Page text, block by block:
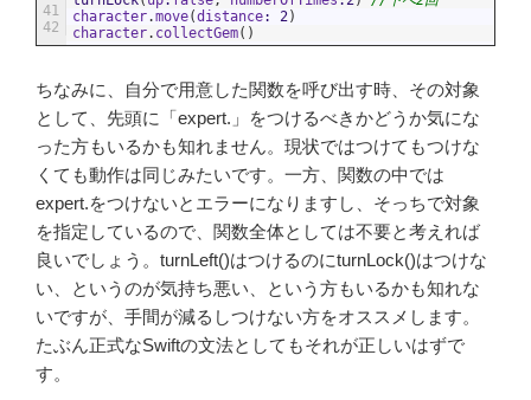
41
42
character.move(distance: 2)
character. collectGem( )
ちなみに、自分で用意した関数を呼び出す時、その対象
として、先頭に「expert.」をつけるべきかどうか気にな
った方もいるかも知れません。現状ではつけてもつけな
くても動作は同じみたいです。一方、関数の中では
expert.をつけないとエラーになりますし、そっちで対象
を指定しているので、関数全体としては不要と考えれば
良いでしょう。turnLeft()はつけるのにturnLock()はつけな
い、というのが気持ち悪い、という方もいるかも知れな
いですが、手間が減るしつけない方をオススメします。
たぶん正式なSwiftの文法としてもそれが正しいはずで
す。